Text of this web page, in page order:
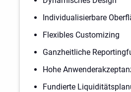
Individualisierbare
Flexibles Customizing
Ganzheitliche
Hohe
Fundierte